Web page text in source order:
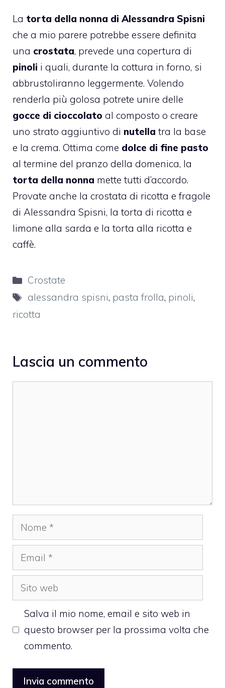
La torta della nonna di Alessandra Spisni
che a mio parere potrebbe essere definita
una crostata, prevede una copertura di
pinoli i quali, durante la cottura in forno, si
abbrustoliranno leggermente. Volendo
renderla più golosa potrete unire delle
gocce di cioccolato al composto o creare
uno strato aggiuntivo di nutella tra la base
e la crema. Ottima come dolce di fine pasto
al termine del pranzo della domenica, la
torta della nonna mette tutti d’accordo.
Provate anche la crostata di ricotta e fragole
di Alessandra Spisni, la torta di ricotta e
limone alla sarda e la torta alla ricotta e
caffè.
Categorie
Crostate
Tag
alessandra spisni, pasta frolla, pinoli,
ricotta
Lascia un commento
Nome
Email
Sito
web
Salva il mio nome, email e sito web in
questo browser per la prossima volta che
commento.